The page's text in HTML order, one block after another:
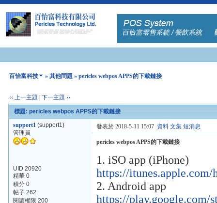
百怡富科技 »其他問題 » pericles webpos APPS的下載鏈接
‹‹ 上一主題 |下一主題 ››
標題: pericles webpos APPS的下載鏈接
support1 (support1)
管理員
UID 20920
精華 0
積分 0
帖子 262
閱讀權限 200
發表於 2018-5-11 15:07 資料 文集 短消息
pericles webpos APPS的下載鏈接
1. iSO app (iPhone)
https://
2. Android app
https://play.google.com/